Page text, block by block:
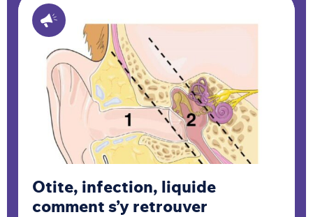
Otite, infection, liquide
comment s’y retrouver